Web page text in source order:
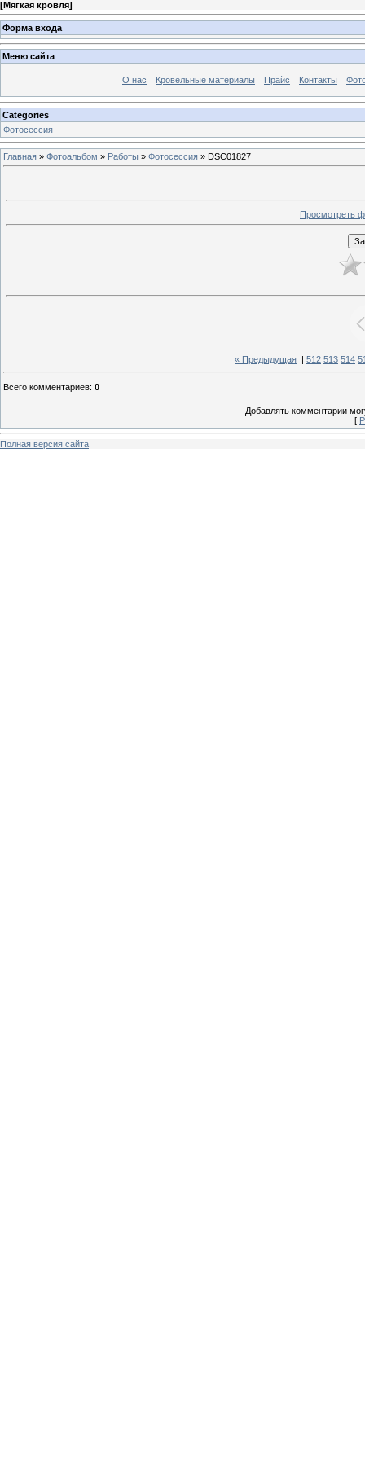
[Мягкая кровля]
Форма входа
Меню сайта
О нас Кровельные материалы Прайс Контакты
Categories
Фотосессия
Главная » Фотоальбом » Работы » Фотосессия » DSC01827
Просмотреть
« Предыдущая 512 513 514
Всего комментариев: 0
Добавлять комментарии
[
Полная версия сайта